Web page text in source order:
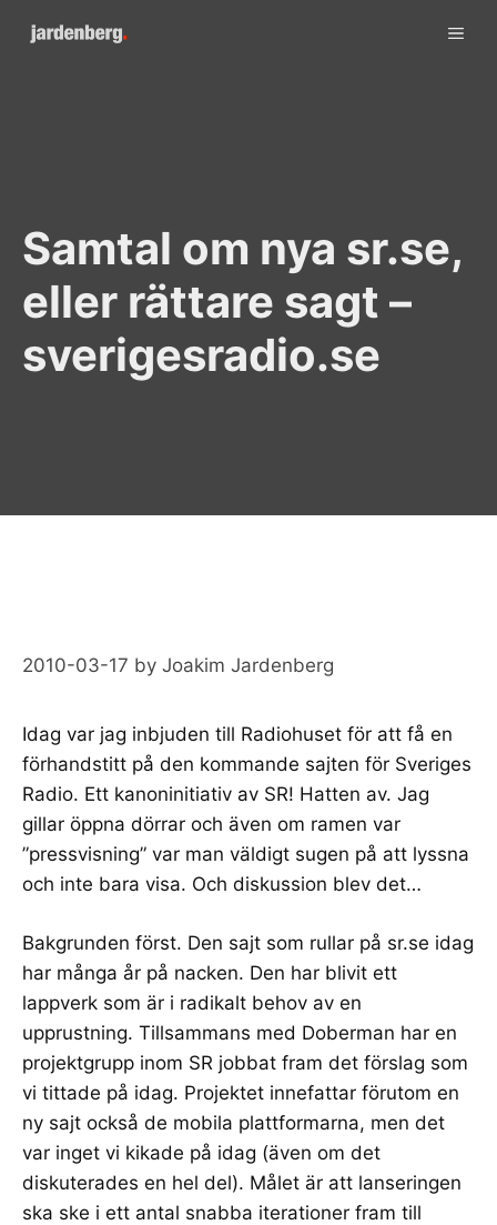
Samtal om nya sr.se,
eller rättare sagt –
sverigesradio.se
2010-03-17 by Joakim Jardenberg
Idag var jag inbjuden till Radiohuset för att få en
förhandstitt på den kommande sajten för Sveriges
Radio. Ett kanoninitiativ av SR! Hatten av. Jag
gillar öppna dörrar och även om ramen var
”pressvisning” var man väldigt sugen på att lyssna
och inte bara visa. Och diskussion blev det…
Bakgrunden först. Den sajt som rullar på sr.se idag
har många år på nacken. Den har blivit ett
lappverk som är i radikalt behov av en
upprustning. Tillsammans med Doberman har en
projektgrupp inom SR jobbat fram det förslag som
vi tittade på idag. Projektet innefattar förutom en
ny sajt också de mobila plattformarna, men det
var inget vi kikade på idag (även om det
diskuterades en hel del). Målet är att lanseringen
ska ske i ett antal snabba iterationer fram till